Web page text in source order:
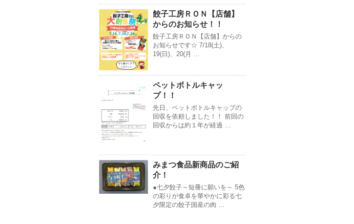
餃子工房ＲＯＮ【店舗】
からのお知らせ！！
餃子工房ＲＯＮ【店舗】からの
お知らせです☆ 7/18(土)、
19(日)、20(月 …
ペットボトルキャッ
プ！！
先日、ペットボトルキャップの
回収を依頼しました！！ 前回の
回収からは約１年が経過 …
みまつ食品新商品のご紹
介！
●七夕餃子～短冊に願いを～ 5色
の彩りが食卓を華やかに彩る七
夕限定の餃子国産の肉 …